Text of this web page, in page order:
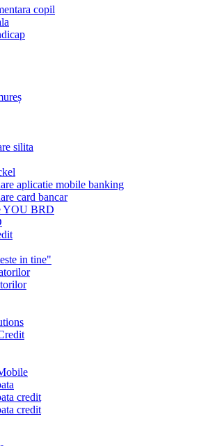
copil
silita
aplicatie mobile banking
card bancar
YOU BRD
in tine"
credit
credit